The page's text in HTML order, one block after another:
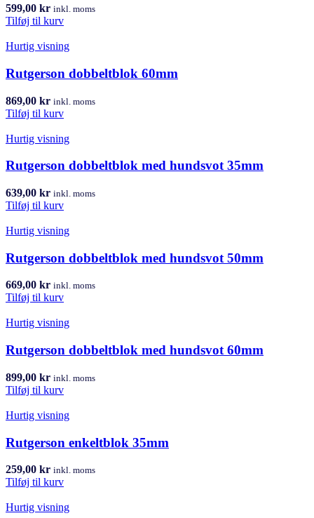
599,00 kr inkl. moms
Tilføj til kurv
Hurtig visning
Rutgerson dobbeltblok 60mm
869,00 kr inkl. moms
Tilføj til kurv
Hurtig visning
Rutgerson dobbeltblok med hundsvot 35mm
639,00 kr inkl. moms
Tilføj til kurv
Hurtig visning
Rutgerson dobbeltblok med hundsvot 50mm
669,00 kr inkl. moms
Tilføj til kurv
Hurtig visning
Rutgerson dobbeltblok med hundsvot 60mm
899,00 kr inkl. moms
Tilføj til kurv
Hurtig visning
Rutgerson enkeltblok 35mm
259,00 kr inkl. moms
Tilføj til kurv
Hurtig visning